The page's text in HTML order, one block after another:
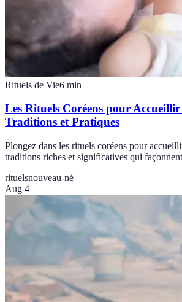
Rituels de Vie6 min
Les Rituels Coréens pour
Traditions et Pratiques
Plongez dans les rituels coréens pour
traditions riches et significatives qui
rituelsnouveau-né
Aug 4